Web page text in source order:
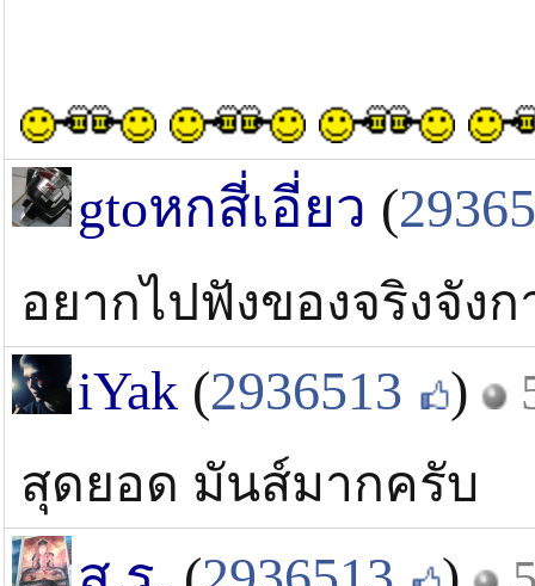
gtoหกสี่เอี่ยว (
อยากไปฟังของจริงจัง
iYak (2936513 )
สุดยอด มันส์มากครับ